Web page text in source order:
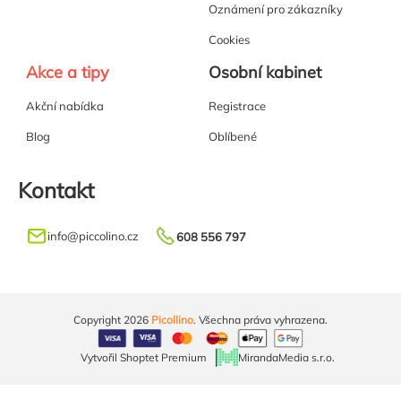
Oznámení pro zákazníky
Cookies
Akce a tipy
Akční nabídka
Blog
Osobní kabinet
Registrace
Oblíbené
Kontakt
info@piccolino.cz 608 556 797
Vytvořil Shoptet Premium MirandaMedia s.r.o.
Copyright 2026 Picollino. Všechna práva vyhrazena.